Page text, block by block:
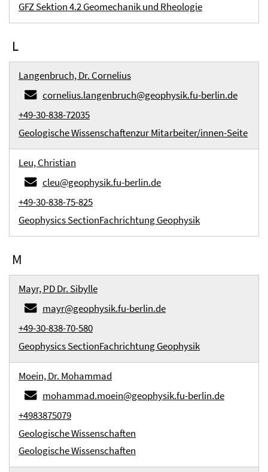
GFZ Sektion 4.2 Geomechanik und Rheologie
L
Langenbruch, Dr. Cornelius
cornelius.langenbruch@geophysik.fu-berlin.de
+49-30-838-72035
Geologische Wissenschaftenzur Mitarbeiter/innen-Seite
Leu, Christian
cleu@geophysik.fu-berlin.de
+49-30-838-75-825
Geophysics SectionFachrichtung Geophysik
M
Mayr, PD Dr. Sibylle
mayr@geophysik.fu-berlin.de
+49-30-838-70-580
Geophysics SectionFachrichtung Geophysik
Moein, Dr. Mohammad
mohammad.moein@geophysik.fu-berlin.de
+4983875079
Geologische Wissenschaften
Geologische Wissenschaften